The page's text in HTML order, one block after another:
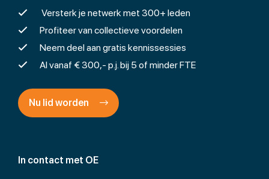
In contact met OE
Versterk je netwerk met 300+ leden
Profiteer van collectieve voordelen
Neem deel aan gratis kennissessies
Al vanaf € 300,- p.j. bij 5 of minder FTE
Nu lid worden